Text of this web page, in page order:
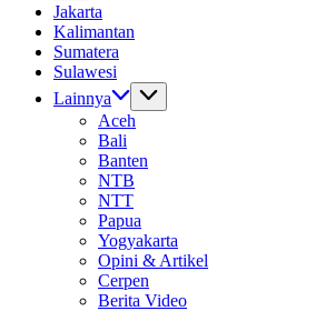
Batas
Jakarta
Kalimantan
Sumatera
Sulawesi
Lainnya
Aceh
Bali
Banten
NTB
NTT
Papua
Yogyakarta
Opini & Artikel
Cerpen
Berita Video